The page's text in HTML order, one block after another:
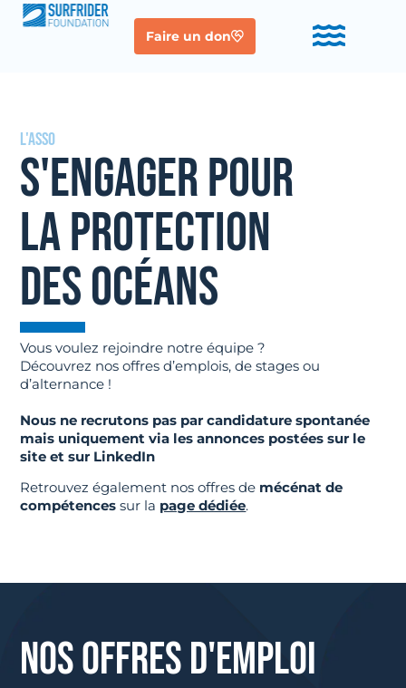
Faire un don
L'asso
S'ENGAGER POUR
LA PROTECTION
DES OCÉANS
Vous voulez rejoindre notre équipe ?
Découvrez nos offres d’emplois, de stages ou
d’alternance !
Nous ne recrutons pas par candidature spontanée
mais uniquement via les annonces postées sur le
site et sur LinkedIn
Retrouvez également nos offres de mécénat de
compétences sur la page dédiée.
NOS OFFRES D'EMPLOI